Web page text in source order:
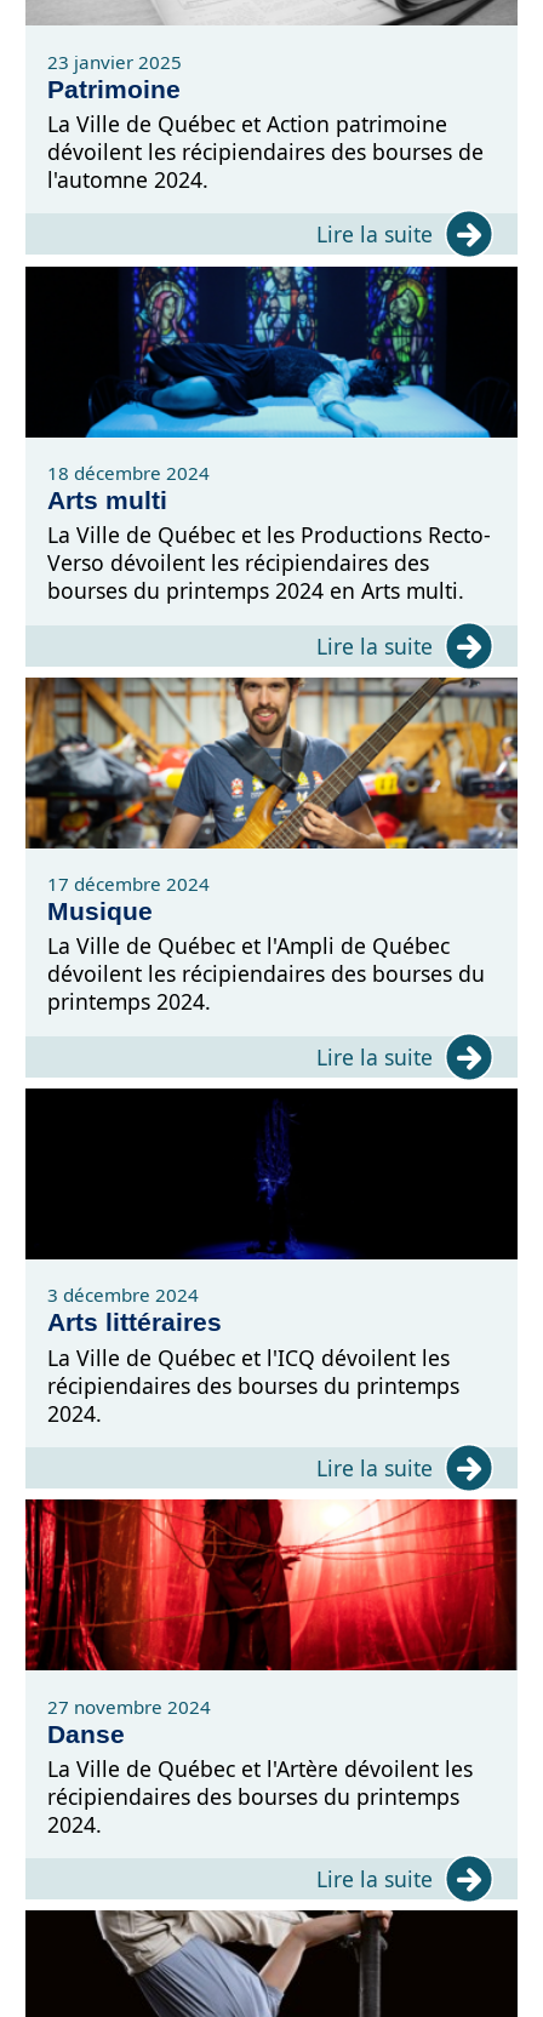
23 janvier 2025
Patrimoine
La Ville de Québec et Action patrimoine
dévoilent les récipiendaires des bourses de
l'automne 2024.
Lire la suite
18 décembre 2024
Arts multi
La Ville de Québec et les Productions Recto-
Verso dévoilent les récipiendaires des
bourses du printemps 2024 en Arts multi.
Lire la suite
17 décembre 2024
Musique
La Ville de Québec et l'Ampli de Québec
dévoilent les récipiendaires des bourses du
printemps 2024.
Lire la suite
3 décembre 2024
Arts littéraires
La Ville de Québec et l'ICQ dévoilent les
récipiendaires des bourses du printemps
2024.
Lire la suite
27 novembre 2024
Danse
La Ville de Québec et l'Artère dévoilent les
récipiendaires des bourses du printemps
2024.
Lire la suite